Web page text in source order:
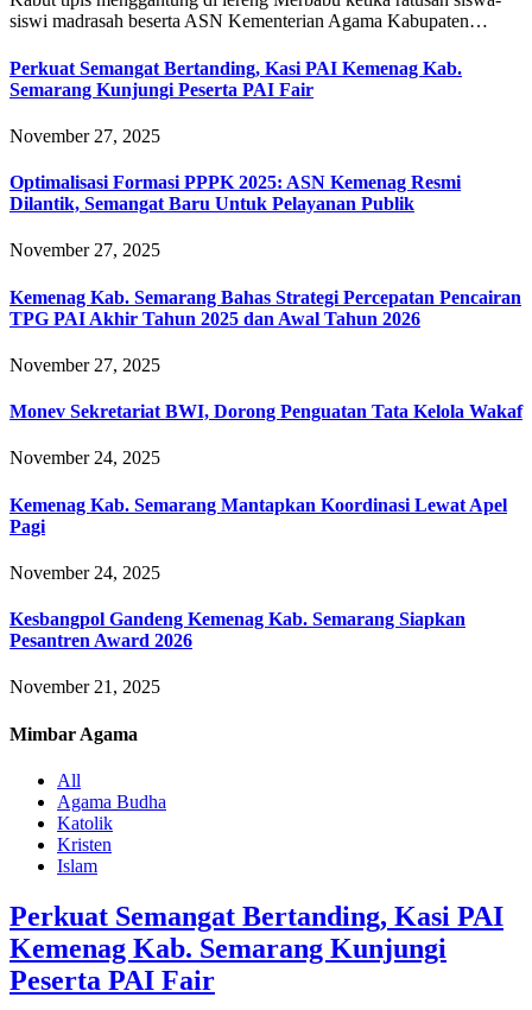
siswi madrasah beserta ASN Kementerian Agama Kabupaten…
Perkuat Semangat Bertanding, Kasi PAI Kemenag Kab.
Semarang Kunjungi Peserta PAI Fair
November 27, 2025
Optimalisasi Formasi PPPK 2025: ASN Kemenag Resmi
Dilantik, Semangat Baru Untuk Pelayanan Publik
November 27, 2025
Kemenag Kab. Semarang Bahas Strategi Percepatan Pencairan
TPG PAI Akhir Tahun 2025 dan Awal Tahun 2026
November 27, 2025
Monev Sekretariat BWI, Dorong Penguatan Tata Kelola Wakaf
November 24, 2025
Kemenag Kab. Semarang Mantapkan Koordinasi Lewat Apel
Pagi
November 24, 2025
Kesbangpol Gandeng Kemenag Kab. Semarang Siapkan
Pesantren Award 2026
November 21, 2025
Mimbar Agama
All
Agama Budha
Katolik
Kristen
Islam
Perkuat Semangat Bertanding, Kasi PAI
Kemenag Kab. Semarang Kunjungi
Peserta PAI Fair